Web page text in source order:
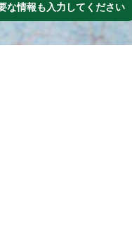
な情報も入力してください